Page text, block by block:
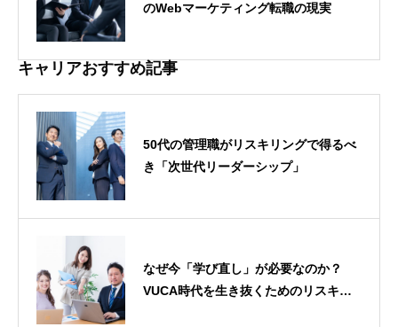
のWebマーケティング転職の現実
キャリアおすすめ記事
50代の管理職がリスキリングで得るべ
き「次世代リーダーシップ」
なぜ今「学び直し」が必要なのか？
VUCA時代を生き抜くためのリスキリ